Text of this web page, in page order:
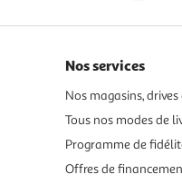
Nos services
Nos magasins,
Tous nos modes de
Programme de
Offres de